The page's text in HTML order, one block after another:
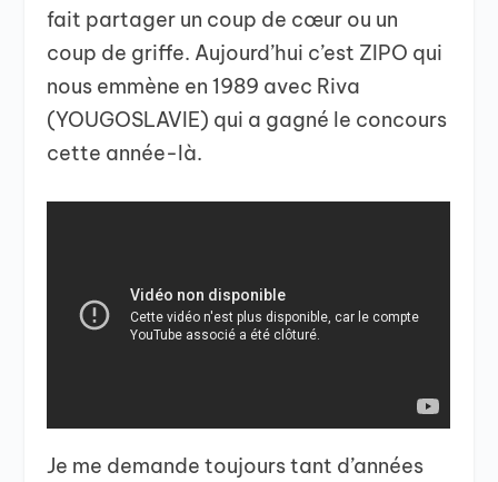
fait partager un coup de cœur ou un
coup de griffe. Aujourd’hui c’est ZIPO qui
nous emmène en 1989 avec Riva
(YOUGOSLAVIE) qui a gagné le concours
cette année-là.
Je me demande toujours tant d’années